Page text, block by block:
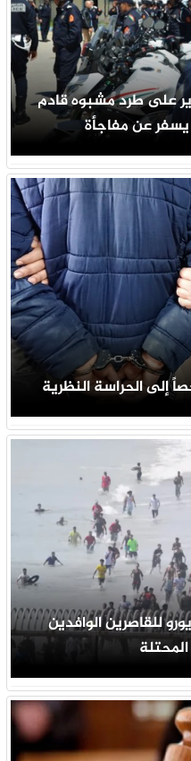
على طرد مشبوه قادم
يسفر عن مفاجأة
إلى الحراسة النظرية
25 مليون يورو للقاصرين الوافدين